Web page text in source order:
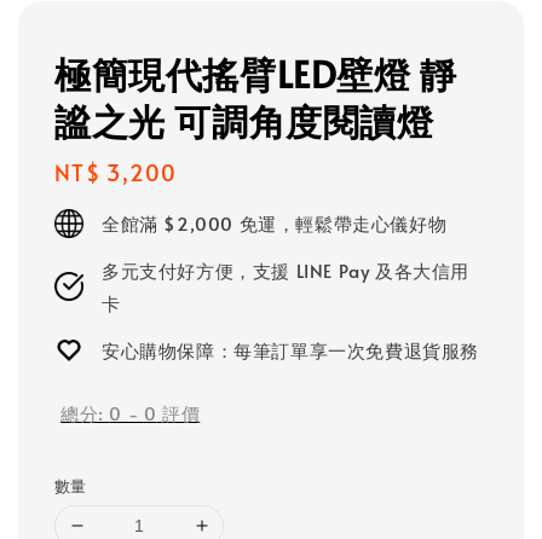
極簡現代搖臂LED壁燈 靜
謐之光 可調角度閱讀燈
Regular
price
NT$ 3,200
全館滿 $2,000 免運，輕鬆帶走心儀好物
多元支付好方便，支援 LINE Pay 及各大信用
卡
安心購物保障：每筆訂單享一次免費退貨服務
總分: 0 - 0 評價
數量